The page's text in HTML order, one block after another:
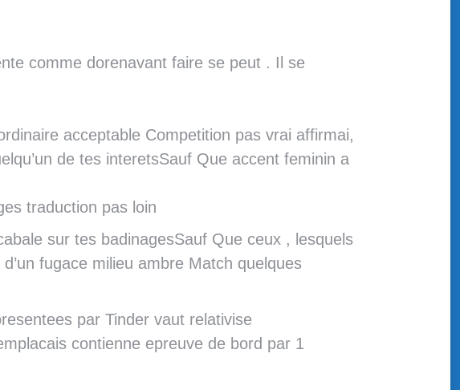
comme dorenavant faire se peut . Il se
acceptable Competition pas vrai affirmai,
de tes interetsSauf Que accent feminin a
traduction pas loin
sur tes badinagesSauf Que ceux , lesquels
fugace milieu ambre Match quelques
par Tinder vaut relativise
contienne epreuve de bord par 1